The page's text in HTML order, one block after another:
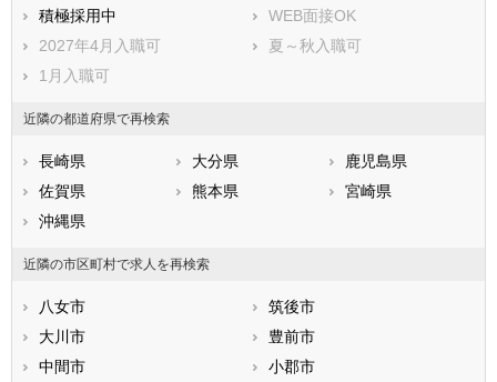
築上郡上毛町
積極採用中
WEB面接OK
2027年4月入職可
夏～秋入職可
1月入職可
近隣の都道府県で再検索
長崎県 大分県
鹿児島県
佐賀県
熊本県
宮崎県
沖縄県
近隣の市区町村で求人を再検索
八女市
筑後市
大川市
豊前市
中間市
小郡市